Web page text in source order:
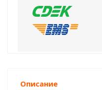
Описание